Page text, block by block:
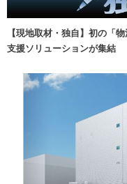
【現地取材・独自】初の「
支援ソリューションが集結